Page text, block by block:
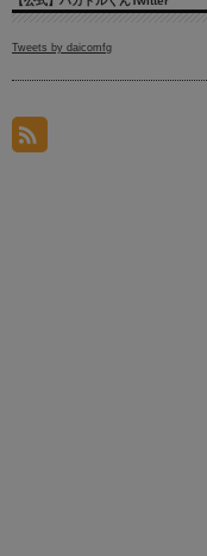
Tweets by daicomfg